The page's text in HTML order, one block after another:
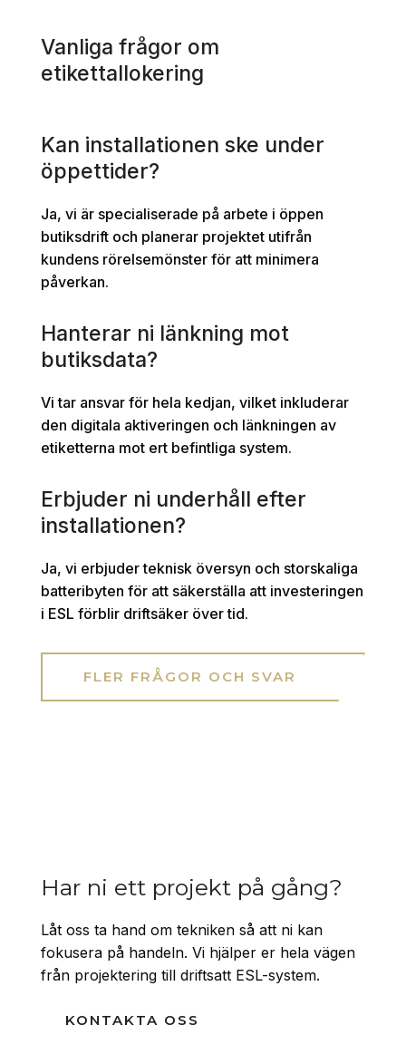
Vanliga frågor om
etikettallokering
Kan installationen ske under
öppettider?
Ja, vi är specialiserade på arbete i öppen
butiksdrift och planerar projektet utifrån
kundens rörelsemönster för att minimera
påverkan.
Hanterar ni länkning mot
butiksdata?
Vi tar ansvar för hela kedjan, vilket inkluderar
den digitala aktiveringen och länkningen av
etiketterna mot ert befintliga system.
Erbjuder ni underhåll efter
installationen?
Ja, vi erbjuder teknisk översyn och storskaliga
batteribyten för att säkerställa att investeringen
i ESL förblir driftsäker över tid.
FLER FRÅGOR OCH SVAR
Har ni ett projekt på gång?
Låt oss ta hand om tekniken så att ni kan
fokusera på handeln. Vi hjälper er hela vägen
från projektering till driftsatt ESL-system.
KONTAKTA OSS